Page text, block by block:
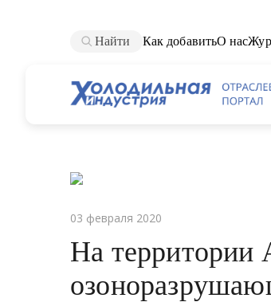
Найти Как добавитьО нас
03 февраля 2020
На территории